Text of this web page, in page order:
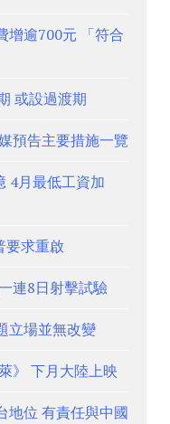
增逾700元 「符合
或設過渡期
預告主要措施一覽
4月最低工資加
要求重啟
連8日射擊試驗
立場並無改變
》 下月大陸上映
地位 有責任與中國